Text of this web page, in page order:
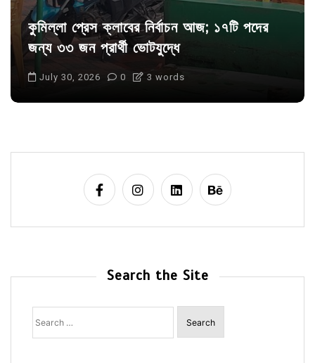
কুমিল্লা প্রেস ক্লাবের নির্বাচন আজ; ১৭টি পদের
জন্য ৩৩ জন প্রার্থী ভোটযুদ্ধে
July 30, 2026 0 3 words
Search the Site
Search
for: